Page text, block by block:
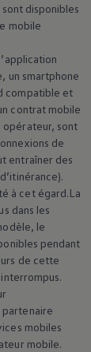
disponibles
mobile
un smartphone
compatible et
contrat mobile
opérateur, sont
de
entraîner des
à cet égard.La
dans les
le
pendant
de cette
partenaire
mobiles
mobile.